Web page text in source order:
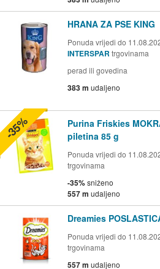
HRANA ZA PSE KING
Ponuda vrijedi do
INTERSPAR trgovinama
perad ili govedina
383 m udaljeno
Purina Friskies
piletina 85 g
Ponuda vrijedi do
trgovinama
-35%sniženo
557 m udaljeno
-35%
Dreamies
Ponuda vrijedi do
trgovinama
557 m udaljeno